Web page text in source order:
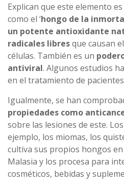
Explican que este elemento
como el ‘hongo de la
un potente antioxidante
radicales libresque causan
células. También es un
antiviral. Algunos estudios
en el tratamiento de pacientes
Igualmente, se han
propiedades como
sobre las lesiones de este.
ejemplo, los miomas, los
cultiva sus propios hongos
Malasia y los procesa para
cosméticos, bebidas y